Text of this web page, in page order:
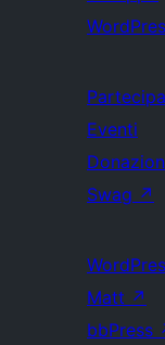
Partecipa
Eventi
Swag ↗
Matt ↗
bbPress